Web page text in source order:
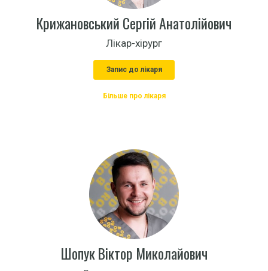
Крижановський Сергій Анатолійович
Лікар-хірург
Запис до лікаря
Більше про лікаря
Шопук Віктор Миколайович